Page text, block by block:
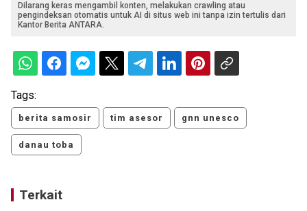
Dilarang keras mengambil konten, melakukan crawling atau
pengindeksan otomatis untuk AI di situs web ini tanpa izin tertulis dari
Kantor Berita ANTARA.
Tags:
berita samosir tim asesor gnn unesco
danau toba
Terkait